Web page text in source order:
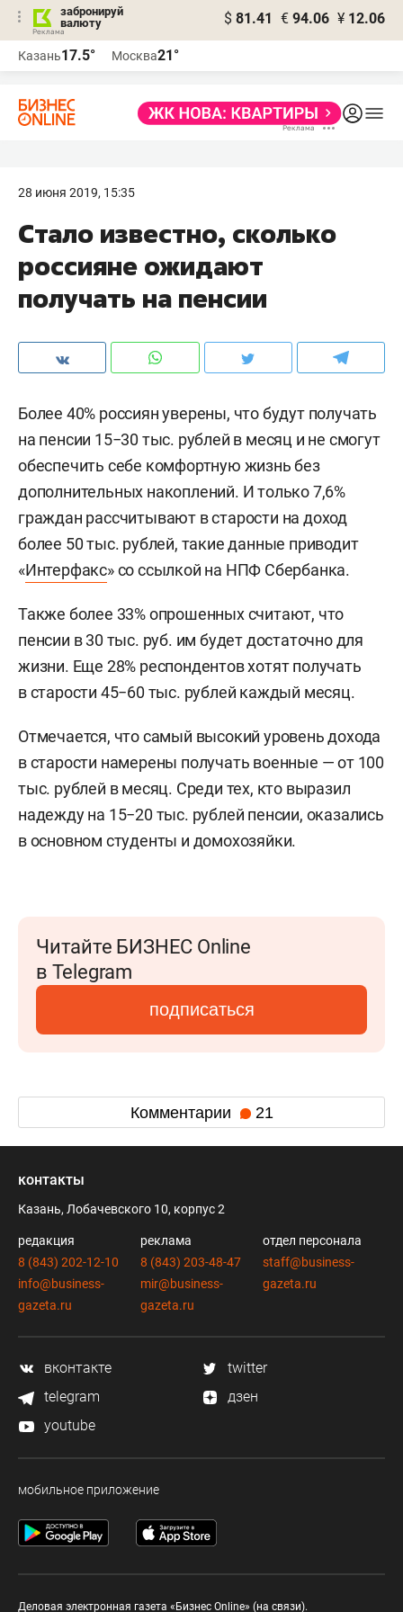
забронируй
валюту
$ 81.41 € 94.06 ¥ 12.06
Казань17.5° Москва21°
28 июня 2019, 15:35
Стало известно, сколько
россияне ожидают
получать на пенсии
Более 40% россиян уверены, что будут получать
на пенсии 15−30 тыс. рублей в месяц и не смогут
обеспечить себе комфортную жизнь без
дополнительных накоплений. И только 7,6%
граждан рассчитывают в старости на доход
более 50 тыс. рублей, такие данные приводит
«Интерфакс» со ссылкой на НПФ Сбербанка.
Также более 33% опрошенных считают, что
пенсии в 30 тыс. руб. им будет достаточно для
жизни. Еще 28% респондентов хотят получать
в старости 45−60 тыс. рублей каждый месяц.
Отмечается, что самый высокий уровень дохода
в старости намерены получать военные — от 100
тыс. рублей в месяц. Среди тех, кто выразил
надежду на 15−20 тыс. рублей пенсии, оказались
в основном студенты и домохозяйки.
Читайте БИЗНЕС Online
в Telegram
подписаться
Комментарии 21
контакты
Казань, Лобачевского 10, корпус 2
редакция
8 (843) 202-12-10
info@business-
gazeta.ru
реклама
8 (843) 203-48-47
mir@business-
gazeta.ru
отдел персонала
staff@business-
gazeta.ru
вконтакте
twitter
telegram
дзен
youtube
мобильное приложение
Деловая электронная газета «Бизнес Online» (на связи).